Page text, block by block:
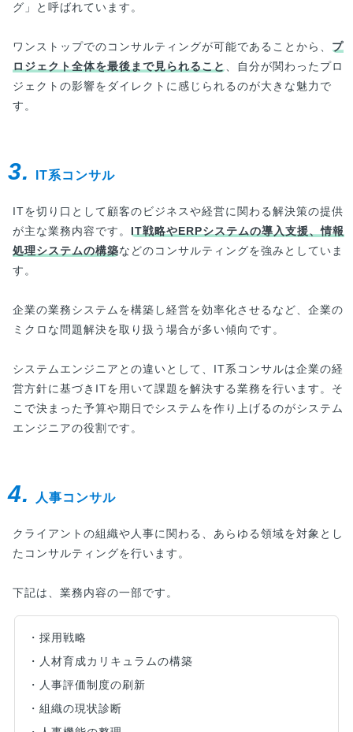
グ」と呼ばれています。
ワンストップでのコンサルティングが可能であることから、 プ
ロジェクト全体を最後まで見られること
、自分が関わったプロ
ジェクトの影響をダイレクトに感じられるのが大きな魅力で
す。
3. IT系コンサル
ITを切り口として顧客のビジネスや経営に関わる解決策の提供
が主な業務内容です。 IT戦略やERPシステムの導入支援、情報
処理システムの構築などのコンサルティングを強みとしていま
す。
企業の業務システムを構築し経営を効率化させるなど、企業の
ミクロな問題解決を取り扱う場合が多い傾向です。
システムエンジニアとの違いとして、IT系コンサルは企業の経
営方針に基づきITを用いて課題を解決する業務を行います。そ
こで決まった予算や期日でシステムを作り上げるのがシステム
エンジニアの役割です。
4. 人事コンサル
クライアントの組織や人事に関わる、あらゆる領域を対象とし
たコンサルティングを行います。
下記は、業務内容の一部です。
・採用戦略
・人材育成カリキュラムの構築
・人事評価制度の刷新
・組織の現状診断